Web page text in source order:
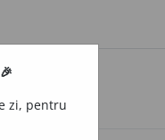
zi, pentru